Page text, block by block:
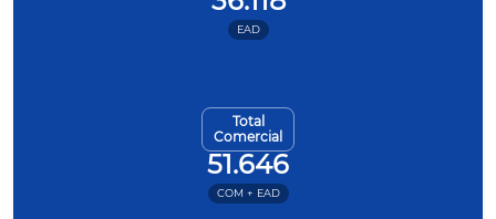
EAD
Total
Comercial
51.646
COM + EAD